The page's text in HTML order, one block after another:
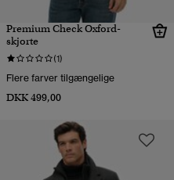
Premium Check Oxford-
skjorte
(1)
Flere farver tilgængelige
DKK 499,00